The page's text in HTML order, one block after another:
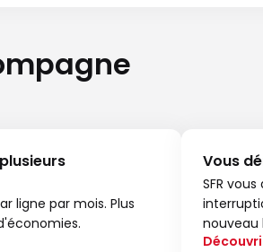
ligne par mois. Plus
Vous
SFR
nouveau